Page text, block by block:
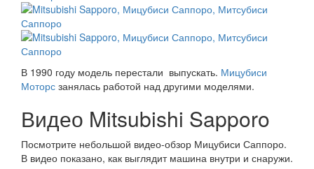
В 1990 году модель перестали выпускать. Мицубиси
Моторс занялась работой над другими моделями.
Видео Mitsubishi Sapporo
Посмотрите небольшой видео-обзор Мицубиси Саппоро.
В видео показано, как выглядит машина внутри и снаружи.